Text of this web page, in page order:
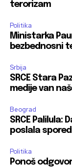
terorizam
Politika
Ministarka
bezbednosni
Srbija
SRCE Stara
medije van
Beograd
SRCE Palilula:
poslala
Politika
Ponoš